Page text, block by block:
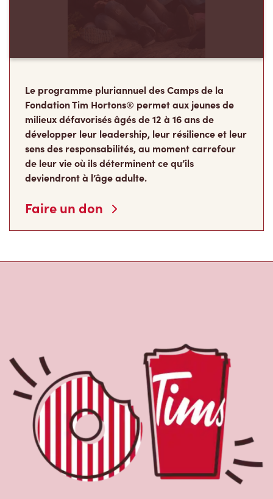
Le programme pluriannuel des Camps de la
Fondation Tim Hortons® permet aux jeunes de
milieux défavorisés âgés de 12 à 16 ans de
développer leur leadership, leur résilience et leur
sens des responsabilités, au moment carrefour
de leur vie où ils déterminent ce qu’ils
deviendront à l’âge adulte.
Faire un don